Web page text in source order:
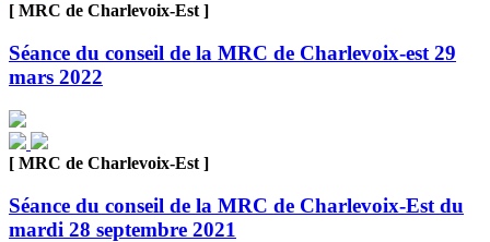
[ MRC de Charlevoix-Est ]
Séance du conseil de la MRC de Charlevoix-est 29
mars 2022
[ MRC de Charlevoix-Est ]
Séance du conseil de la MRC de Charlevoix-Est du
mardi 28 septembre 2021